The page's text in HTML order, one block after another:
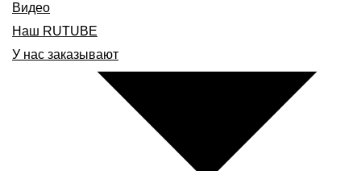
Видео
Наш RUTUBE
У нас заказывают